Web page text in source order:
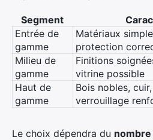
Segment
Entrée de
gamme
Matériaux
protection
Milieu de
gamme
Finitions
vitrine possible
Haut de
gamme
Bois nobles,
verrouillage
Le choix dépendra du